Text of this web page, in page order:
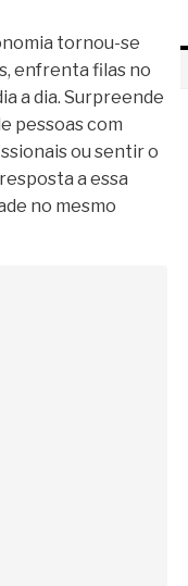
tornou-se
enfrenta filas no
a dia. Surpreende
pessoas com
ou sentir o
a essa
no mesmo